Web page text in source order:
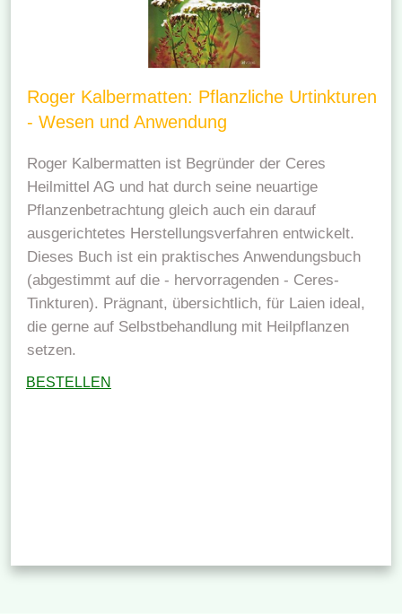
Roger Kalbermatten: Pflanzliche Urtinkturen
- Wesen und Anwendung
Roger Kalbermatten ist Begründer der Ceres
Heilmittel AG und hat durch seine neuartige
Pflanzenbetrachtung gleich auch ein darauf
ausgerichtetes Herstellungsverfahren entwickelt.
Dieses Buch ist ein praktisches Anwendungsbuch
(abgestimmt auf die - hervorragenden - Ceres-
Tinkturen). Prägnant, übersichtlich, für Laien ideal,
die gerne auf Selbstbehandlung mit Heilpflanzen
setzen.
BESTELLEN